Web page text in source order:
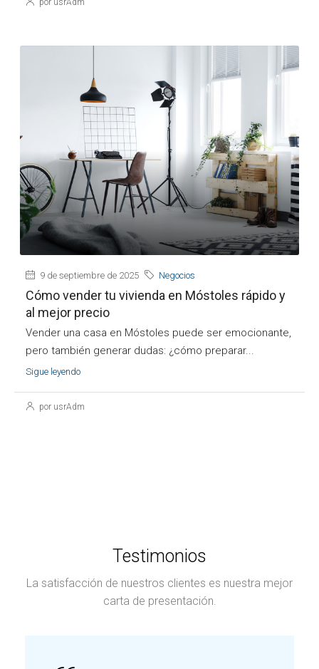
por usrAdm
9 de septiembre de 2025 Negocios
Cómo vender tu vivienda en Móstoles rápido y
al mejor precio
Vender una casa en Móstoles puede ser emocionante,
pero también generar dudas: ¿cómo preparar...
Sigue leyendo
por usrAdm
Testimonios
La satisfacción de nuestros clientes es nuestra mejor
carta de presentación.